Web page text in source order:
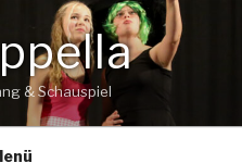
& Schauspiel